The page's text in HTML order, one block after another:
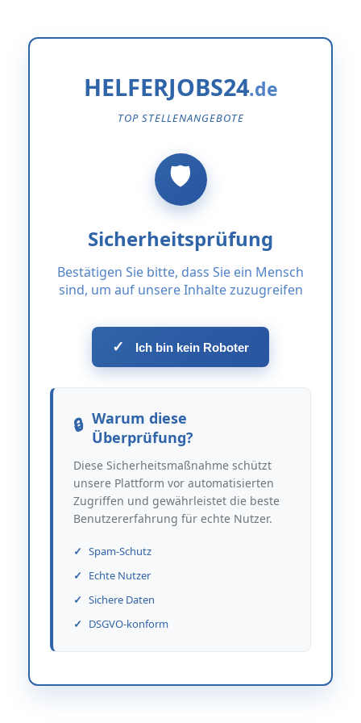
HELFERJOBS24
TOP STELLENANGEBOTE
Sicherheitsprüfung
Bestätigen Sie bitte, dass Sie ein Mensch
sind, um auf unsere Inhalte zuzugreifen
✓ Ich bin kein Roboter
Warum diese
Überprüfung?
Diese Sicherheitsmaßnahme schützt
unsere Plattform vor automatisierten
Zugriffen und gewährleistet die beste
Benutzererfahrung für echte Nutzer.
Spam-Schutz
Echte Nutzer
Sichere Daten
DSGVO-konform